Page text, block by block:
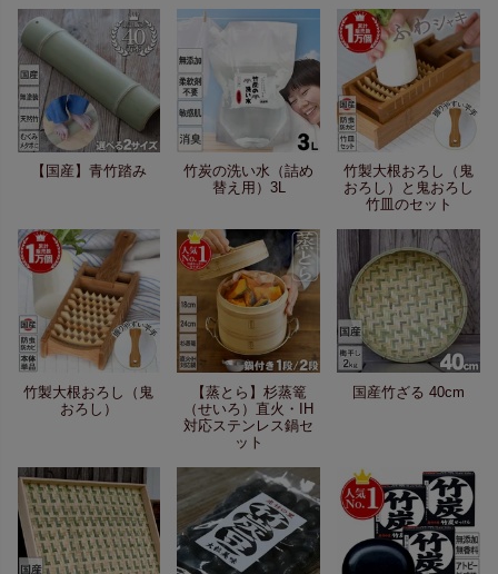
【国産】青竹踏み
竹炭の洗い水（詰め
替え用）3L
竹製大根おろし（鬼
おろし）と鬼おろし
竹皿のセット
竹製大根おろし（鬼
おろし）
【蒸とら】杉蒸篭
（せいろ）直火・IH
対応ステンレス鍋セ
ット
国産竹ざる 40cm